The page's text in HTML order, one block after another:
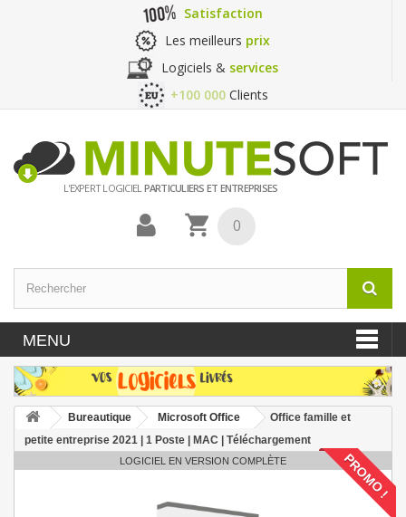
Satisfaction
Les meilleurs prix
Logiciels & services
+100 000 Clients
L'EXPERT LOGICIELPARTICULIERS ET ENTREPRISES
0
MENU
Bureautique Microsoft Office
Office famille et
petite entreprise 2021 | 1 Poste | MAC | Téléchargement
LOGICIEL EN VERSION COMPLÈTE PROMO !